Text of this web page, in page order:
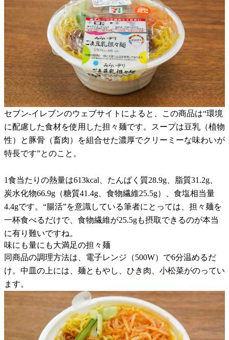
セブン-イレブンのウェブサイトによると、この商品は“環境
に配慮した食材を使用した担々麺です。スープは豆乳（植物
性）と豚骨（畜肉）を組合せた濃厚でクリーミーな味わいが
特長です”とのこと。
1食当たりの熱量は613kcal、たんぱく質28.9g、脂質31.2g、
炭水化物66.9g（糖質41.4g、食物繊維25.5g）、食塩相当量
4.4gです。“腸活”を意識している筆者にとっては、担々麺を
一杯食べるだけで、食物繊維が25.5gも摂取できるのが本当
に有り難いですね。
味にも量にも大満足の担々麺
同商品の調理方法は、電子レンジ（500W）で6分温めるだ
け。中皿の上には、麺ともやし、ひき肉、小松菜がのってい
ます。